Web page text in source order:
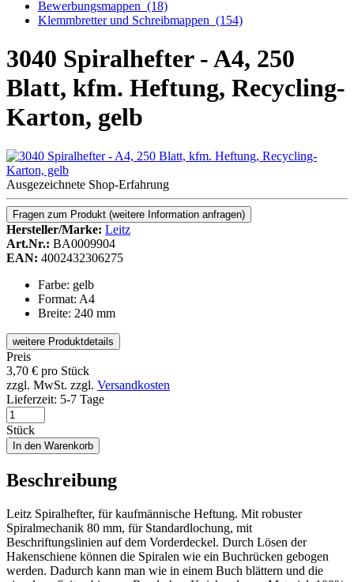
Bewerbungsmappen (18)
Klemmbretter und Schreibmappen (154)
3040 Spiralhefter - A4, 250
Blatt, kfm. Heftung, Recycling-
Karton, gelb
Ausgezeichnete Shop-Erfahrung
Fragen zum Produkt (weitere Information anfragen)
Hersteller/Marke: Leitz
Art.Nr.: BA0009904
EAN: 4002432306275
Farbe: gelb
Format: A4
Breite: 240 mm
weitere Produktdetails
Preis
3,70 € pro Stück
zzgl. MwSt. zzgl. Versandkosten
Lieferzeit: 5-7 Tage
Stück
In den Warenkorb
Beschreibung
Leitz Spiralhefter, für kaufmännische Heftung. Mit robuster
Spiralmechanik 80 mm, für Standardlochung, mit
Beschriftungslinien auf dem Vorderdeckel. Durch Lösen der
Hakenschiene können die Spiralen wie ein Buchrücken gebogen
werden. Dadurch kann man wie in einem Buch blättern und die